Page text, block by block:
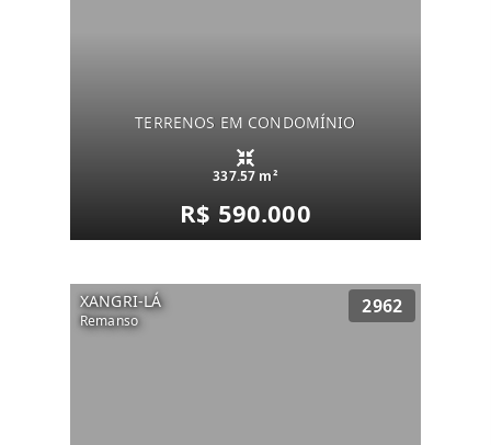
TERRENOS EM CONDOMÍNIO
337.57 m²
R$ 590.000
XANGRI-LÁ
Remanso
2962